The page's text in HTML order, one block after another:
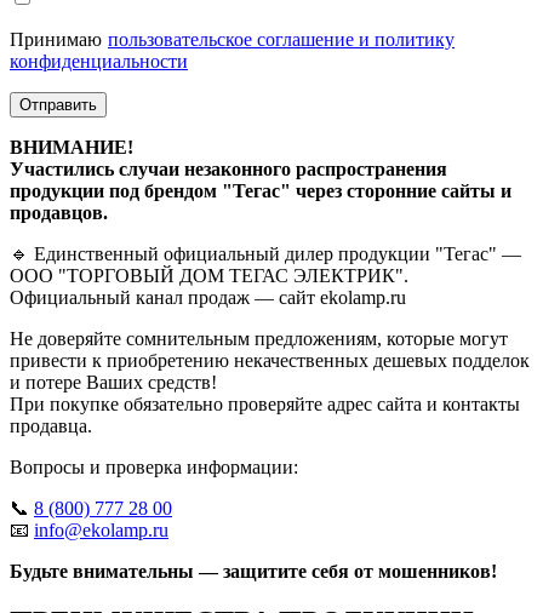
Принимаю пользовательское соглашение и политику
конфиденциальности
Отправить
ВНИМАНИЕ!
Участились случаи незаконного распространения
продукции под брендом "Тегас" через сторонние сайты и
продавцов.
🔹 Единственный официальный дилер продукции "Тегас" —
ООО "ТОРГОВЫЙ ДОМ ТЕГАС ЭЛЕКТРИК".
Официальный канал продаж — сайт ekolamp.ru
Не доверяйте сомнительным предложениям, которые могут
привести к приобретению некачественных дешевых подделок
и потере Ваших средств!
При покупке обязательно проверяйте адрес сайта и контакты
продавца.
Вопросы и проверка информации:
📞 8 (800) 777 28 00
📧 info@ekolamp.ru
Будьте внимательны — защитите себя от мошенников!